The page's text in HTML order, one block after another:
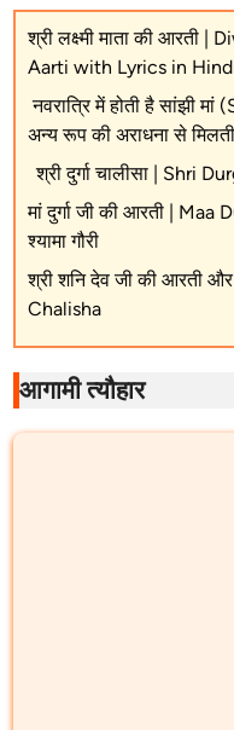
श्री लक्ष्मी माता की आरती
Aarti with Lyrics in
नवरात्रि में होती है सांझी
अन्य रूप की अराधना से
श्री दुर्गा चालीसा | Shri
मां दुर्गा जी की आरती | Maa
श्यामा गौरी
श्री शनि देव जी की आरती
Chalisha
आगामी त्यौहार